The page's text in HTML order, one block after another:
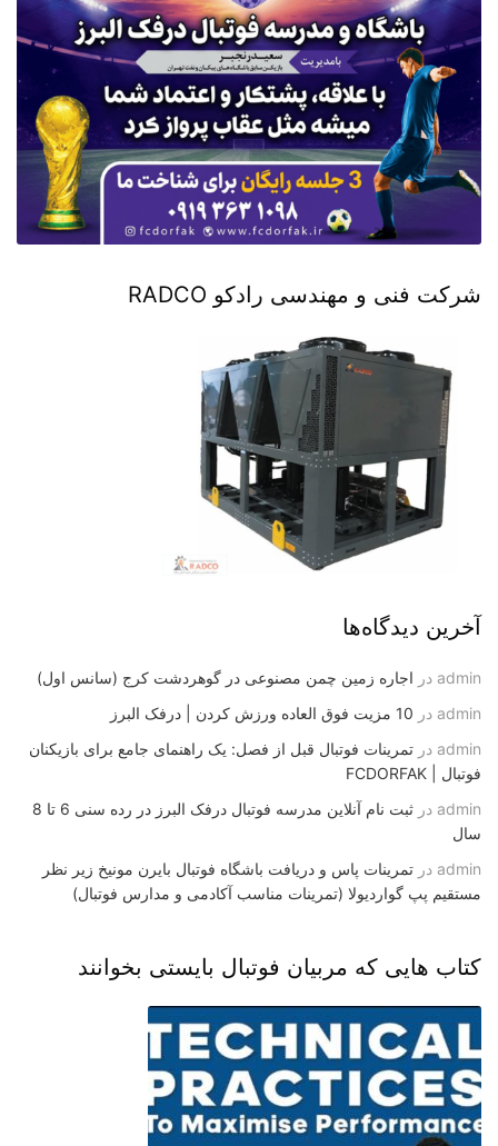
شرکت فنی و مهندسی رادکو RADCO
آخرین دیدگاه‌ها
admin در اجاره زمین چمن مصنوعی در گوهردشت کرج (سانس اول)
admin در 10 مزیت فوق العاده ورزش کردن | درفک البرز
admin در تمرینات فوتبال قبل از فصل: یک راهنمای جامع برای بازیکنان
فوتبال | FCDORFAK
admin در
ثبت نام آنلاین مدرسه فوتبال درفک البرز در رده سنی 6 تا 8
سال
admin در تمرینات پاس و دریافت باشگاه فوتبال بایرن مونیخ زیر نظر
مستقیم پپ گواردیولا (تمرینات مناسب آکادمی و مدارس فوتبال)
کتاب هایی که مربیان فوتبال بایستی بخوانند